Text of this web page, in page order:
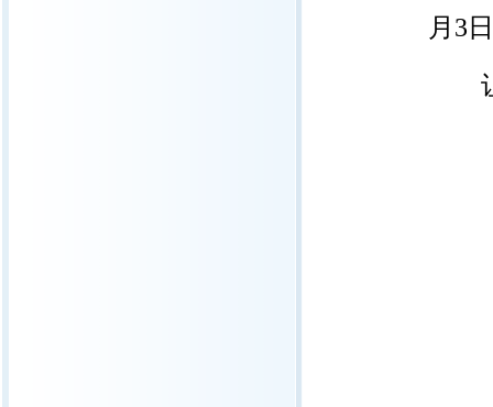
月 3 日
让